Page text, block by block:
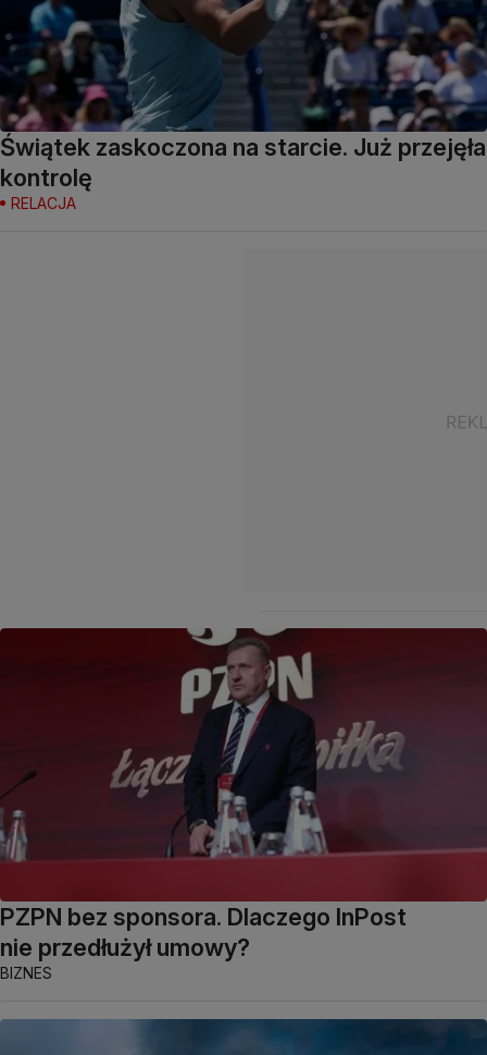
Świątek zaskoczona na starcie. Już przejęła
kontrolę
RELACJA
PZPN bez sponsora. Dlaczego InPost
nie przedłużył umowy?
BIZNES